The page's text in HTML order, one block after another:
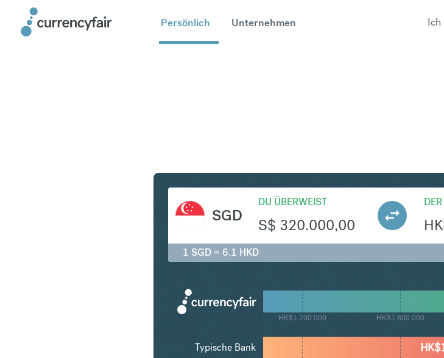
Persönlich Unternehmen Ich
SGD
DU ÜBERWEIST
S$ 320.000,00
1 SGD = 6.1 HKD
HK$1.700.000 HK$1.800.000
HK$
Typische Bank